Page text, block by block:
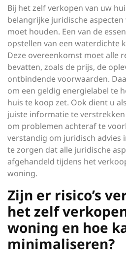
Bij het zelf verkopen van uw
belangrijke juridische
moet houden. Een van de
opstellen van een waterdichte
Deze overeenkomst moet alle
bevatten, zoals de prijs, de
ontbindende voorwaarden.
om een geldig energielabel te
huis te koop zet. Ook dient u
juiste informatie te
om problemen achteraf te
verstandig om juridisch advies
te zorgen dat alle juridische
afgehandeld tijdens het
woning.
Zijn er risico’s
het zelf
woning en hoe
minimaliseren?